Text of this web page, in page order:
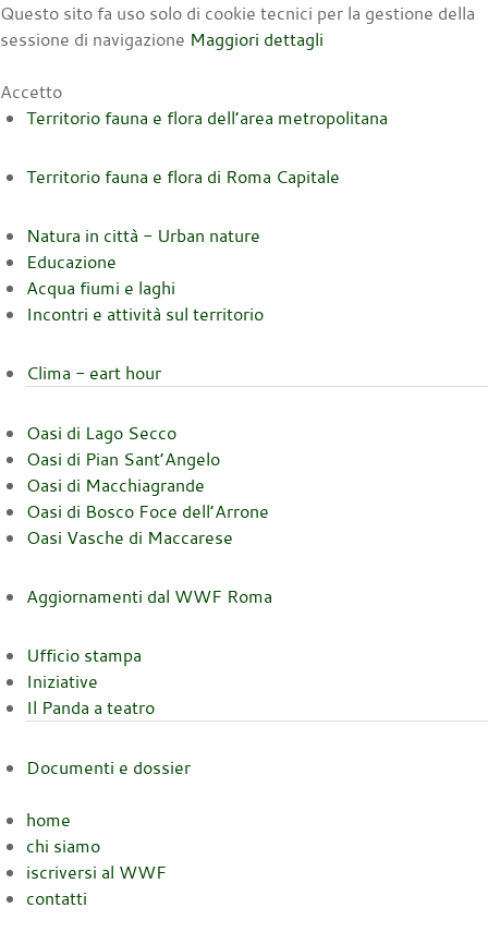
Questo sito fa uso solo di cookie tecnici per la gestione della
sessione di navigazione Maggiori dettagli
Accetto
Territorio fauna e flora dell’area metropolitana
Territorio fauna e flora di Roma Capitale
Natura in città - Urban nature
Educazione
Acqua fiumi e laghi
Incontri e attività sul territorio
Clima - eart hour
Oasi di Lago Secco
Oasi di Pian Sant’Angelo
Oasi di Macchiagrande
Oasi di Bosco Foce dell’Arrone
Oasi Vasche di Maccarese
Aggiornamenti dal WWF Roma
Ufficio stampa
Iniziative
Il Panda a teatro
Documenti e dossier
home
chi siamo
iscriversi al WWF
contatti